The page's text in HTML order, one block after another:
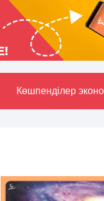
Көшпенділер